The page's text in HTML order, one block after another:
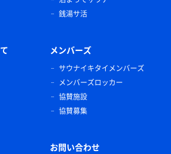
銭湯サ活
メンバーズ
サウナイキタイメンバーズ
メンバーズロッカー
協賛施設
協賛募集
お問い合わせ